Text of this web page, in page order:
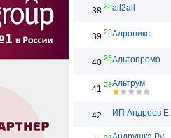
38 23all2all
39 23Алроникс
40 23Альтопромо
41 23Альтрум
42 ИП Андреев